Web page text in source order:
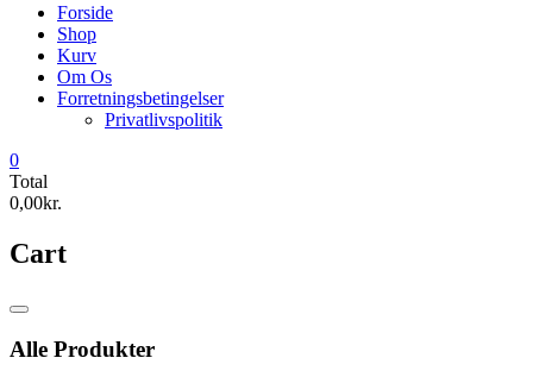
Forside
Shop
Kurv
Om Os
Forretningsbetingelser
Privatlivspolitik
0
Total
0,00kr.
Cart
Catalog
Alle Produkter